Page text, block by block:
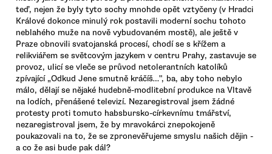
teď, nejen že byly tyto sochy mnohde opět vztyčeny (v Hradci
Králové dokonce minulý rok postavili moderní sochu tohoto
neblahého muže na nově vybudovaném mostě), ale ještě v
Praze obnovili svatojanská procesí, chodí se s křížem a
relikviářem se světcovým jazykem v centru Prahy, zastavuje se
provoz, ulicí se vleče se průvod netolerantních katolíků
zpívající „Odkud Jene smutně kráčíš…", ba, aby toho nebylo
málo, dělají se nějaké hudebně-modlitební produkce na Vltavě
na lodích, přenášené televizí. Nezaregistroval jsem žádné
protesty proti tomuto habsbursko-církevnímu tmářství,
nezaregistroval jsem, že by mravokárci znepokojeně
poukazovali na to, že se zpronevěřujeme smyslu našich dějin -
a co že asi bude pak dál?